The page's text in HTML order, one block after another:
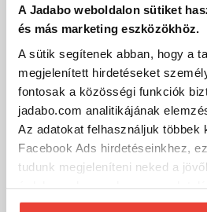
A Jadabo weboldalon sütiket
és más marketing eszközökhöz.
A sütik segítenek abban, hogy a
megjelenített hirdetéseket
fontosak a közösségi funkciók
jadabo.com analitikájának
Az adatokat felhasználjuk többek
Facebook Ads hirdetéseinkhez,
tudunk megjeleníteni neked a
biztosításához arra kérünk, hogy
Savage Gear EASY RIDER 300